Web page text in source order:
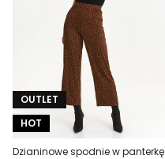
OUTLET
HOT
Dzianinowe spodnie w panterkę